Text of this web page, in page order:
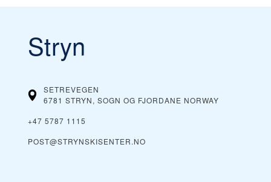
Stryn
SETREVEGEN
6781 STRYN, SOGN OG FJORDANE NORWAY
+47 5787 1115
POST@STRYNSKISENTER.NO